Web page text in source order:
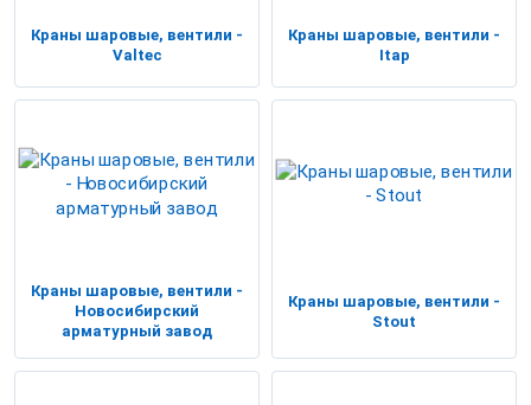
Краны шаровые, вентили -
Valtec
Краны шаровые, вентили -
Itap
Краны шаровые, вентили -
Новосибирский
арматурный завод
Краны шаровые, вентили -
Stout